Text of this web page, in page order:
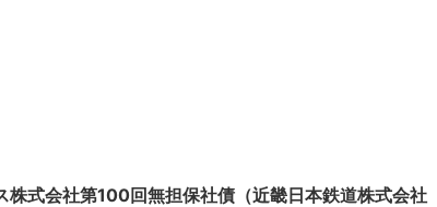
株式会社第100回無担保社債（近畿日本鉄道株式会社